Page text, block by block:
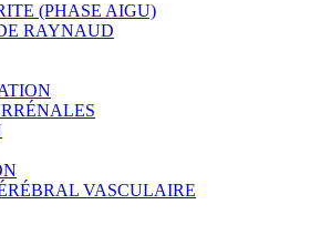
(PHASE AIGU)
RAYNAUD
VASCULAIRE